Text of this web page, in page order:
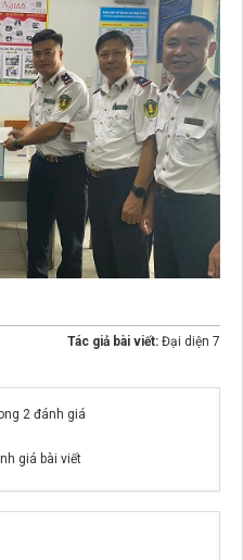
Tác giả bài viết: Đại diện 7
2 đánh giá
giá bài viết